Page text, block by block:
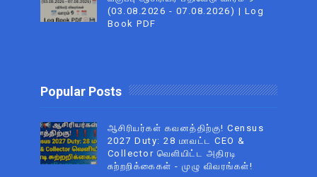
(03.08.2026 - 07.08.2026) | Log
Book PDF
Popular Posts
ஆசிரியர்கள் கவனத்திற்கு! Census
2027 Duty: 28 மாவட்ட CEO &
Collector வெளியிட்ட அதிரடி
சுற்றறிக்கைகள் - முழு விவரங்கள்!